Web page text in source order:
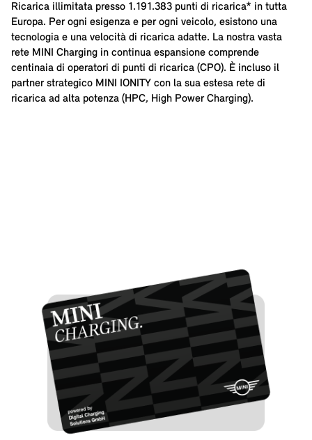
Ricarica illimitata presso 1.191.383 punti di ricarica* in tutta
Europa. Per ogni esigenza e per ogni veicolo, esistono una
tecnologia e una velocità di ricarica adatte. La nostra vasta
rete MINI Charging in continua espansione comprende
centinaia di operatori di punti di ricarica (CPO). È incluso il
partner strategico MINI IONITY con la sua estesa rete di
ricarica ad alta potenza (HPC, High Power Charging).